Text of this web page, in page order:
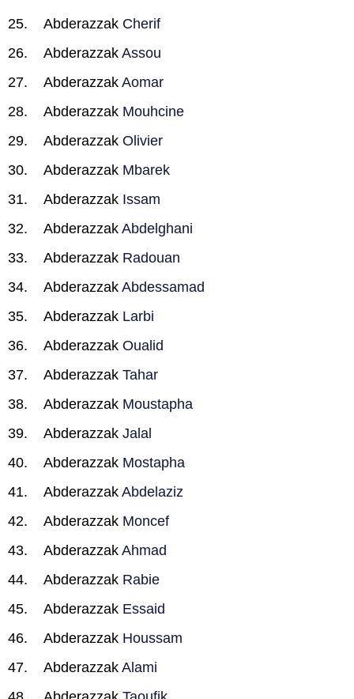
Abderazzak Cherif
Abderazzak Assou
Abderazzak Aomar
Abderazzak Mouhcine
Abderazzak Olivier
Abderazzak Mbarek
Abderazzak Issam
Abderazzak Abdelghani
Abderazzak Radouan
Abderazzak Abdessamad
Abderazzak Larbi
Abderazzak Oualid
Abderazzak Tahar
Abderazzak Moustapha
Abderazzak Jalal
Abderazzak Mostapha
Abderazzak Abdelaziz
Abderazzak Moncef
Abderazzak Ahmad
Abderazzak Rabie
Abderazzak Essaid
Abderazzak Houssam
Abderazzak Alami